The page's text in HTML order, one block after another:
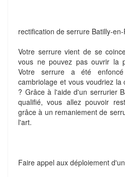
rectification de serrure Batilly-
Votre serrure vient de se
vous ne pouvez pas ouvrir la
Votre serrure a été
cambriolage et vous voudriez
? Grâce à l'aide d'un serrurier
qualifié, vous allez pouvoir
grâce à un remaniement de
l'art.
Faire appel aux déploiement